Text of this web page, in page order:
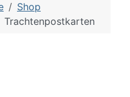
Shop
Trachtenpostkarten